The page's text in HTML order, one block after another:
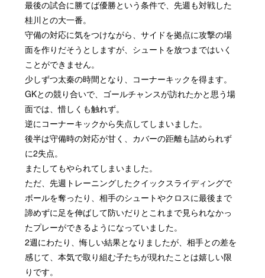
最後の試合に勝てば優勝という条件で、先週も対戦した
桂川との大一番。
守備の対応に気をつけながら、サイドを拠点に攻撃の場
面を作りだそうとしますが、シュートを放つまではいく
ことができません。
少しずつ太秦の時間となり、コーナーキックを得ます。
GKとの競り合いで、ゴールチャンスが訪れたかと思う場
面では、惜しくも触れず。
逆にコーナーキックから失点してしまいました。
後半は守備時の対応が甘く、カバーの距離も詰められず
に2失点。
またしてもやられてしまいました。
ただ、先週トレーニングしたクイックスライディングで
ボールを奪ったり、相手のシュートやクロスに最後まで
諦めずに足を伸ばして防いだりとこれまで見られなかっ
たプレーができるようになっていました。
2週にわたり、悔しい結果となりましたが、相手との差を
感じて、本気で取り組む子たちが現れたことは嬉しい限
りです。